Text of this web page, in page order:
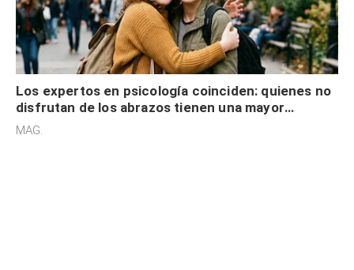
Los expertos en psicología coinciden: quienes no
disfrutan de los abrazos tienen una mayor
sensibilidad a los estímulos físicos y no es por
MAG.